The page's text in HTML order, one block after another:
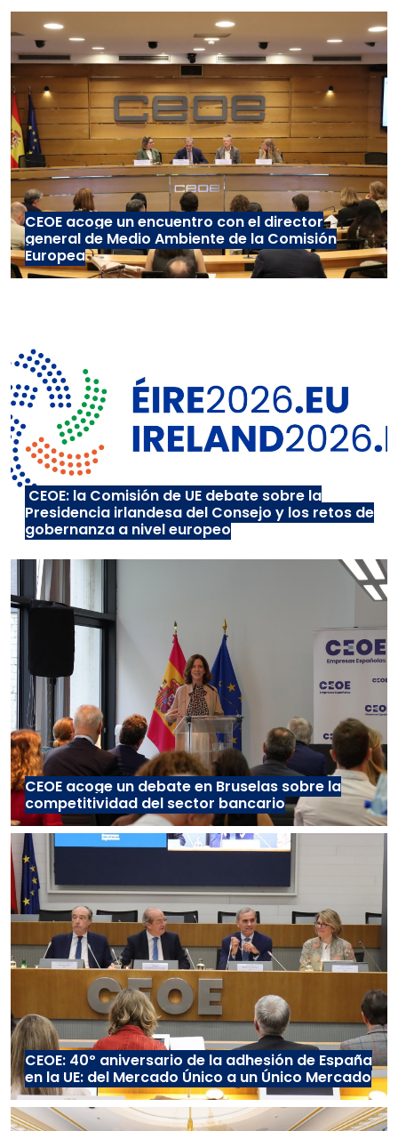
CEOE acoge un encuentro con el director
general de Medio Ambiente de la Comisión
Europea
CEOE: la Comisión de UE debate sobre la
Presidencia irlandesa del Consejo y los retos de
gobernanza a nivel europeo
CEOE acoge un debate en Bruselas sobre la
competitividad del sector bancario
CEOE: 40º aniversario de la adhesión de España
en la UE: del Mercado Único a un Único Mercado